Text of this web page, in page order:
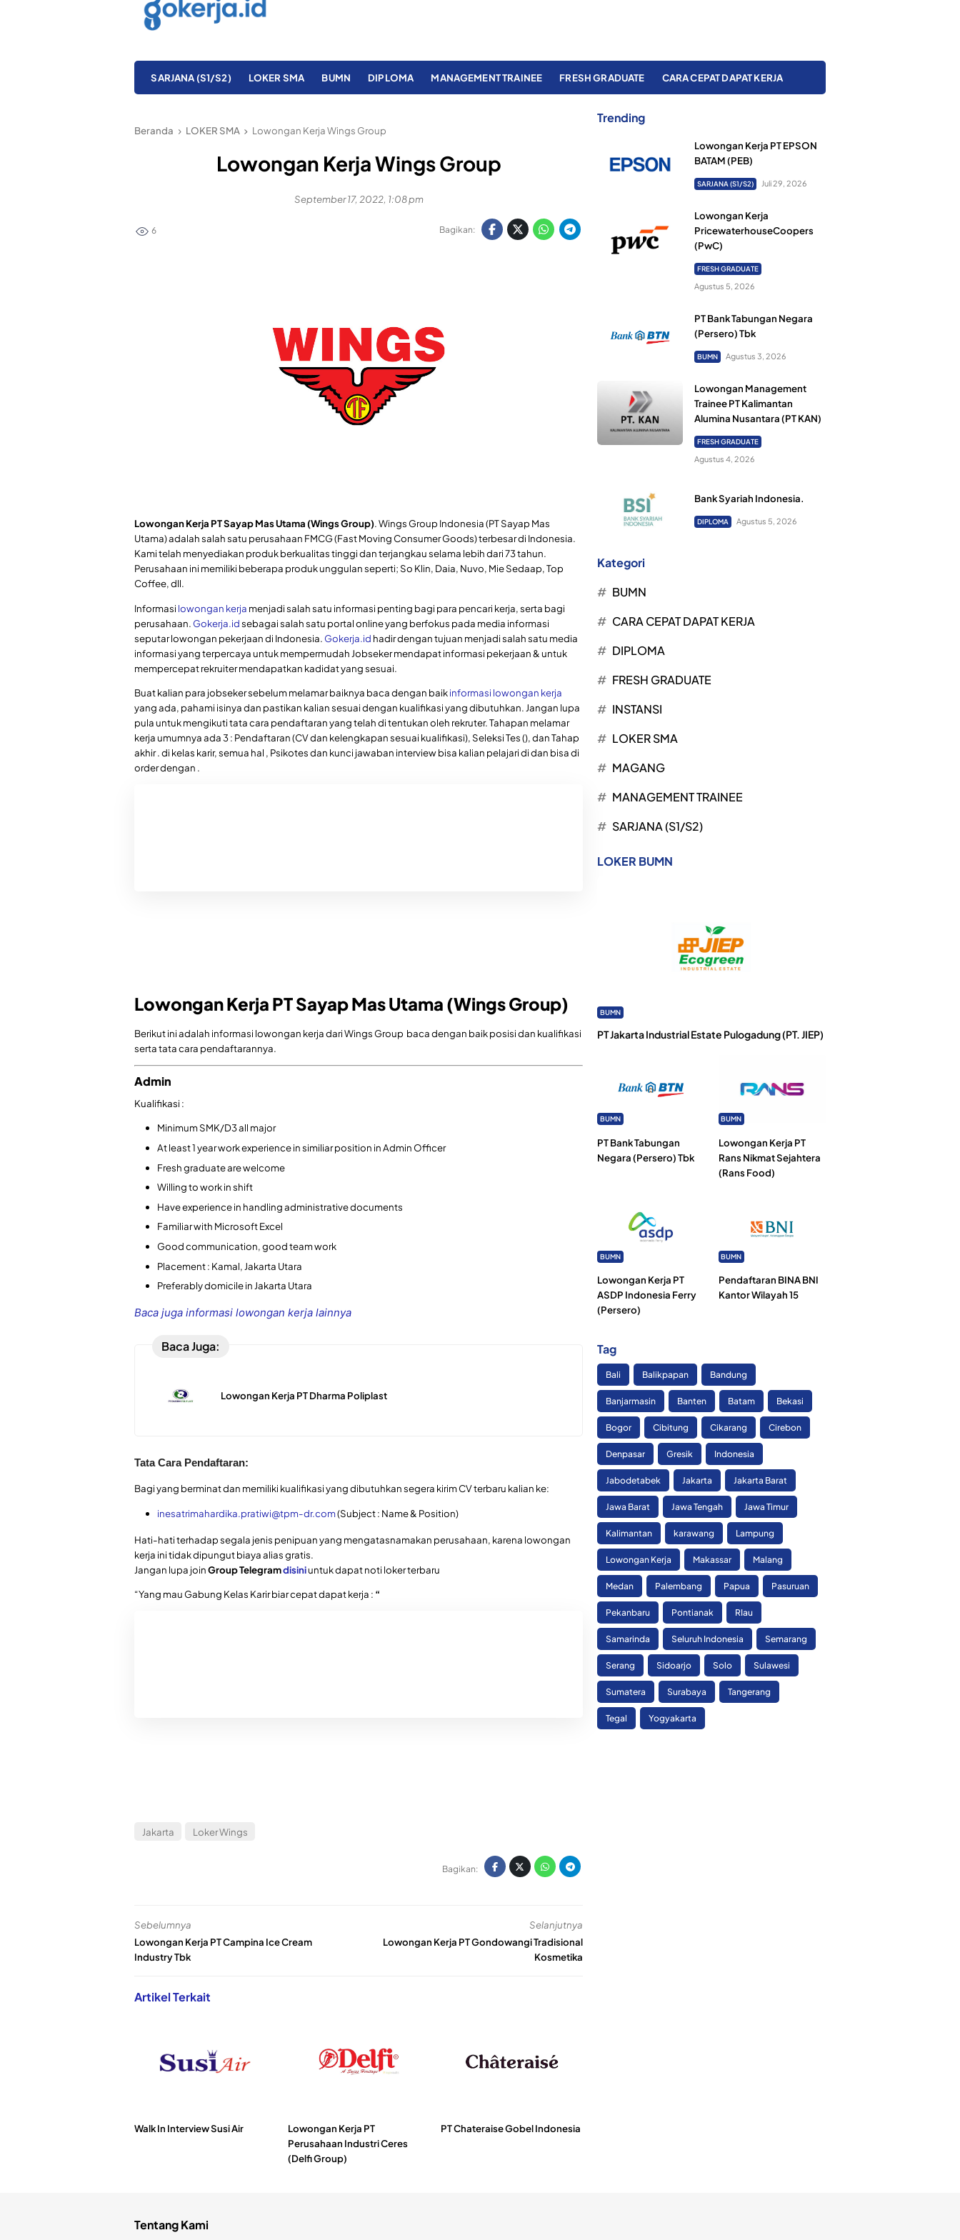
SARJANA (S1/S2) LOKER SMA BUMN DIPLOMA MANAGEMENT TRAINEE FRESH GRADUATE CARA CEPAT DAPAT KERJA
Beranda LOKER SMA Lowongan Kerja Wings Group
Lowongan Kerja Wings Group
September 17, 2022, 1:08 pm
6 Bagikan:
Lowongan Kerja PT Sayap Mas Utama (Wings Group). Wings Group Indonesia (PT Sayap Mas
Utama) adalah salah satu perusahaan FMCG (Fast Moving Consumer Goods) terbesar di Indonesia.
Kami telah menyediakan produk berkualitas tinggi dan terjangkau selama lebih dari 73 tahun.
Perusahaan ini memiliki beberapa produk unggulan seperti; So Klin, Daia, Nuvo, Mie Sedaap, Top
Coffee, dll.
Informasi lowongan kerja menjadi salah satu informasi penting bagi para pencari kerja, serta bagi
perusahaan. Gokerja.idsebagai salah satu portal online yang berfokus pada media informasi
seputar lowongan pekerjaan di Indonesia. Gokerja.id hadir dengan tujuan menjadi salah satu media
informasi yang terpercaya untuk mempermudah Jobseker mendapat informasi pekerjaan & untuk
mempercepat rekruiter mendapatkan kadidat yang sesuai.
Buat kalian para jobseker sebelum melamar baiknya baca dengan baikinformasi lowongan kerja
yang ada, pahami isinya dan pastikan kalian sesuai dengan kualifikasi yang dibutuhkan. Jangan lupa
pula untuk mengikuti tata cara pendaftaran yang telah di tentukan oleh rekruter. Tahapan melamar
kerja umumnya ada 3 : Pendaftaran (CV dan kelengkapan sesuai kualifikasi), Seleksi Tes (), dan Tahap
akhir . di kelas karir, semua hal , Psikotes dan kunci jawaban interview bisa kalian pelajari di dan bisa di
order dengan .
Lowongan Kerja PT Sayap Mas Utama (Wings Group)
Berikut ini adalah informasi lowongan kerja dari Wings Group baca dengan baik posisi dan kualifikasi
serta tata cara pendaftarannya.
Admin
Kualifikasi :
Minimum SMK/D3 all major
At least 1 year work experience in similiar position in Admin Officer
Fresh graduate are welcome
Willing to work in shift
Have experience in handling administrative documents
Familiar with Microsoft Excel
Good communication, good team work
Placement : Kamal, Jakarta Utara
Preferably domicile in Jakarta Utara
Baca juga informasi lowongan kerja lainnya
Baca Juga:
Lowongan Kerja PT Dharma Poliplast
Tata Cara Pendaftaran:
Bagi yang berminat dan memiliki kualifikasi yang dibutuhkan segera kirim CV terbaru kalian ke:
inesatrimahardika.pratiwi@tpm-dr.com(Subject : Name & Position)
Hati-hati terhadap segala jenis penipuan yang mengatasnamakan perusahaan, karena lowongan
kerja ini tidak dipungut biaya alias gratis.
Jangan lupa joinGroup Telegramdisiniuntuk dapat noti loker terbaru
“Yang mau Gabung Kelas Karir biar cepat dapat kerja : “
Jakarta Loker Wings
Bagikan:
Sebelumnya
Lowongan Kerja PT Campina Ice Cream
Industry Tbk
Selanjutnya
Lowongan Kerja PT Gondowangi Tradisional
Kosmetika
Artikel Terkait
Walk In Interview Susi Air
Lowongan Kerja PT
Perusahaan Industri Ceres
(Delfi Group)
PT Chateraise Gobel Indonesia
Trending
Lowongan Kerja PT EPSON
BATAM (PEB)
SARJANA (S1/S2) Juli 29, 2026
Lowongan Kerja
PricewaterhouseCoopers
(PwC)
FRESH GRADUATE
Agustus 5, 2026
PT Bank Tabungan Negara
(Persero) Tbk
BUMN Agustus 3, 2026
Lowongan Management
Trainee PT Kalimantan
Alumina Nusantara (PT KAN)
FRESH GRADUATE
Agustus 4, 2026
Bank Syariah Indonesia.
DIPLOMA Agustus 5, 2026
Kategori
BUMN
CARA CEPAT DAPAT KERJA
DIPLOMA
FRESH GRADUATE
INSTANSI
LOKER SMA
MAGANG
MANAGEMENT TRAINEE
SARJANA (S1/S2)
LOKER BUMN
BUMN
PT Jakarta Industrial Estate Pulogadung (PT. JIEP)
BUMN
PT Bank Tabungan
Negara (Persero) Tbk
BUMN
Lowongan Kerja PT
Rans Nikmat Sejahtera
(Rans Food)
BUMN
Lowongan Kerja PT
ASDP Indonesia Ferry
(Persero)
BUMN
Pendaftaran BINA BNI
Kantor Wilayah 15
Tag
Bali Balikpapan Bandung
Banjarmasin Banten Batam Bekasi
Bogor Cibitung Cikarang Cirebon
Denpasar Gresik Indonesia
Jabodetabek Jakarta Jakarta Barat
Jawa Barat Jawa Tengah Jawa Timur
Kalimantan karawang Lampung
Lowongan Kerja Makassar Malang
Medan Palembang Papua Pasuruan
Pekanbaru Pontianak RIau
Samarinda Seluruh Indonesia Semarang
Serang Sidoarjo Solo Sulawesi
Sumatera Surabaya Tangerang
Tegal Yogyakarta
Tentang Kami